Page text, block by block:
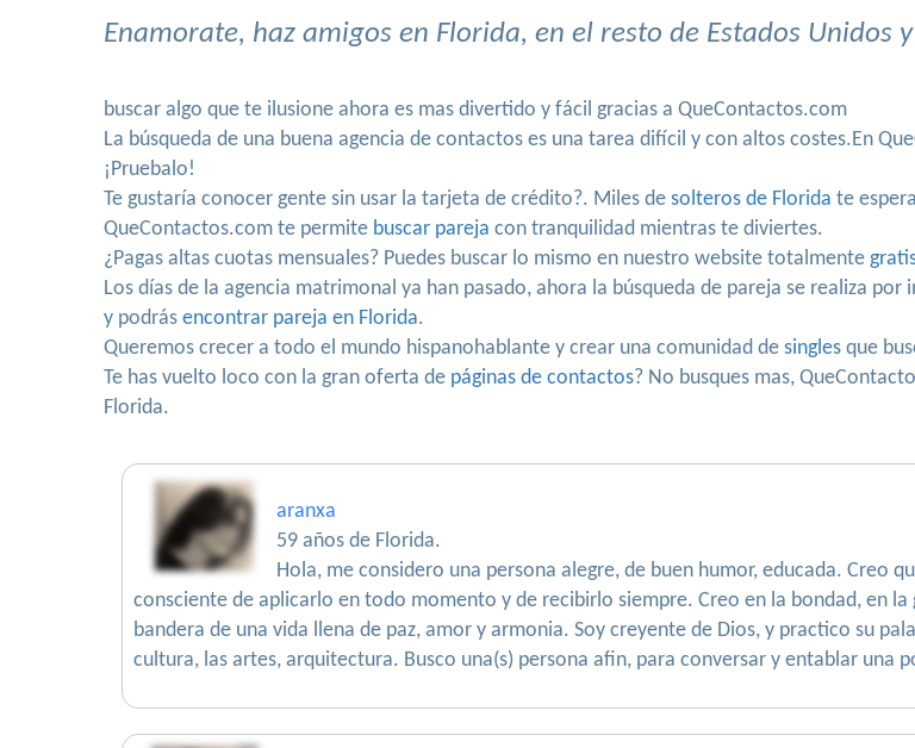
Enamorate, haz amigos en Florida, en el resto de Estados Unidos
buscar algo que te ilusione ahora es mas divertido y fácil gracias a QueContactos.com
La búsqueda de una buena agencia de contactos es una tarea difícil y con altos costes.En
¡Pruebalo!
Te gustaría conocer gente sin usar la tarjeta de crédito?. Miles de solteros de Florida te
QueContactos.com te permite buscar pareja con tranquilidad mientras te diviertes.
¿Pagas altas cuotas mensuales? Puedes buscar lo mismo en nuestro website totalmente
Los días de la agencia matrimonal ya han pasado, ahora la búsqueda de pareja se realiza
y podrás encontrar pareja en Florida.
Queremos crecer a todo el mundo hispanohablante y crear una comunidad de singles que
Te has vuelto loco con la gran oferta de páginas de contactos? No busques mas,
Florida.
aranxa
59 años de Florida.
Hola, me considero una persona alegre, de buen humor, educada. Creo
consciente de aplicarlo en todo momento y de recibirlo siempre. Creo en la bondad, en
bandera de una vida llena de paz, amor y armonia. Soy creyente de Dios, y practico su
cultura, las artes, arquitectura. Busco una(s) persona afin, para conversar y entablar una